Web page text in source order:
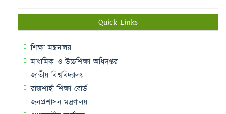
Quick Links
শিক্ষা মন্ত্রনালয়
মাধ্যমিক ও উচ্চশিক্ষা অধিদপ্তর
জাতীয় বিশ্ববিদ্যালয়
রাজশাহী শিক্ষা বোর্ড
জনপ্রশাসন মন্ত্রণালয়